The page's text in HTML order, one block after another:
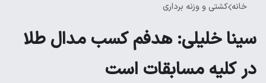
خانه کشتی و وزنه برداری
سینا خلیلی: هدفم کسب مدال طلا
در کلیه مسابقات است